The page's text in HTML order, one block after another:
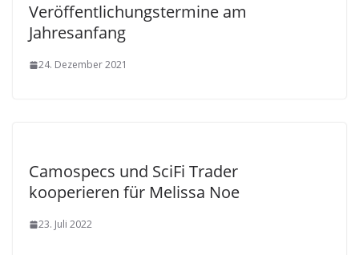
Veröffentlichungstermine am
Jahresanfang
24. Dezember 2021
Camospecs und SciFi Trader
kooperieren für Melissa Noe
23. Juli 2022